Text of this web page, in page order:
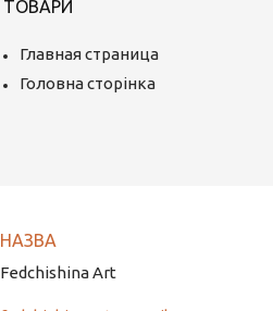
ТОВАРИ
Главная страница
Головна сторінка
Fedchishina Art